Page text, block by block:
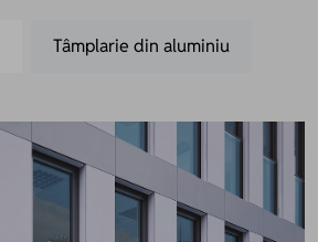
Tâmplarie din aluminiu